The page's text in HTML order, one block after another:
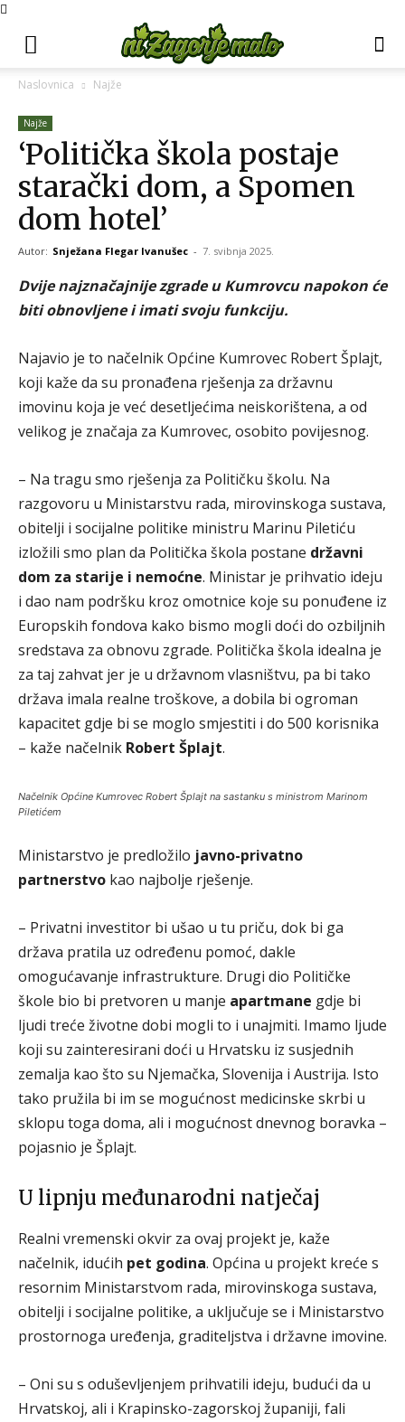
Naslovnica Najže
Najže
‘Politička škola postaje
starački dom, a Spomen
dom hotel’
Autor: Snježana Flegar Ivanušec - 7. svibnja 2025.
Dvije najznačajnije zgrade u Kumrovcu napokon će
biti obnovljene i imati svoju funkciju.
Najavio je to načelnik Općine Kumrovec Robert Šplajt,
koji kaže da su pronađena rješenja za državnu
imovinu koja je već desetljećima neiskorištena, a od
velikog je značaja za Kumrovec, osobito povijesnog.
– Na tragu smo rješenja za Političku školu. Na
razgovoru u Ministarstvu rada, mirovinskoga sustava,
obitelji i socijalne politike ministru Marinu Piletiću
izložili smo plan da Politička škola postane državni
dom za starije i nemoćne. Ministar je prihvatio ideju
i dao nam podršku kroz omotnice koje su ponuđene iz
Europskih fondova kako bismo mogli doći do ozbiljnih
sredstava za obnovu zgrade. Politička škola idealna je
za taj zahvat jer je u državnom vlasništvu, pa bi tako
država imala realne troškove, a dobila bi ogroman
kapacitet gdje bi se moglo smjestiti i do 500 korisnika
– kaže načelnik Robert Šplajt.
Načelnik Općine Kumrovec Robert Šplajt na sastanku s ministrom Marinom
Piletićem
Ministarstvo je predložilo javno-privatno
partnerstvo kao najbolje rješenje.
– Privatni investitor bi ušao u tu priču, dok bi ga
država pratila uz određenu pomoć, dakle
omogućavanje infrastrukture. Drugi dio Političke
škole bio bi pretvoren u manje apartmane gdje bi
ljudi treće životne dobi mogli to i unajmiti. Imamo ljude
koji su zainteresirani doći u Hrvatsku iz susjednih
zemalja kao što su Njemačka, Slovenija i Austrija. Isto
tako pružila bi im se mogućnost medicinske skrbi u
sklopu toga doma, ali i mogućnost dnevnog boravka –
pojasnio je Šplajt.
U lipnju međunarodni natječaj
Realni vremenski okvir za ovaj projekt je, kaže
načelnik, idućih pet godina. Općina u projekt kreće s
resornim Ministarstvom rada, mirovinskoga sustava,
obitelji i socijalne politike, a uključuje se i Ministarstvo
prostornoga uređenja, graditeljstva i državne imovine.
– Oni su s oduševljenjem prihvatili ideju, budući da u
Hrvatskoj, ali i Krapinsko-zagorskoj županiji, fali